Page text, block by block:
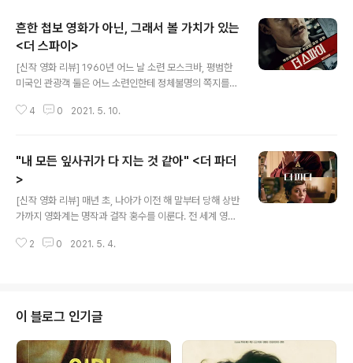
흔한 첩보 영화가 아닌, 그래서 볼 가치가 있는
<더 스파이>
[신작 영화 리뷰] 1960년 어느 날 소련 모스크바, 평범한
미국인 관광객 둘은 어느 소련인한테 정체불명의 쪽지를
관에 전하는 관광객, CIA는 쪽지의 주인인 GRU의 올레크
펜코프스키는 소련에 의한 핵전쟁의 위험성을 폭로하며 소
련의 핵무기 핵심 정보들을 빼돌리고자 했다. 전 세계 평화
를 위해서, 그리고 가족들이 자유롭게 더 좋은 세상에서 살
아갔으면 하는 바람에서. 미국과 소련의 냉전시대에서 제
다. M16를 찾는 CIA, 그들은 아무도 의심하지 않고 모스
4 0 2021. 5. 10.
"내 모든 잎사귀가 다 지는 것 같아" <더 파더
>
[신작 영화 리뷰] 매년 초, 나아가 이전 해 말부터 당해 상반
가까지 영화계는 명작과 걸작 홍수를 이룬다. 전 세계 영화
골든 글로브와 아카데미가 연초에 연달아 열리기 때문이
다. 올해는 코로나 판데믹으로 통상 2월에 열리던 아카데
미 시상식이 4월로 연기되어 많은 영화가 개봉은 물론 마
케팅 일정에 차질이 있었을 줄 안다. 넷플릭스를 비롯한 O
TT 서비스의 영화들은 전혀 상관이 없다시피 했지만, '아
2 0 2021. 5. 4.
이 블로그 인기글